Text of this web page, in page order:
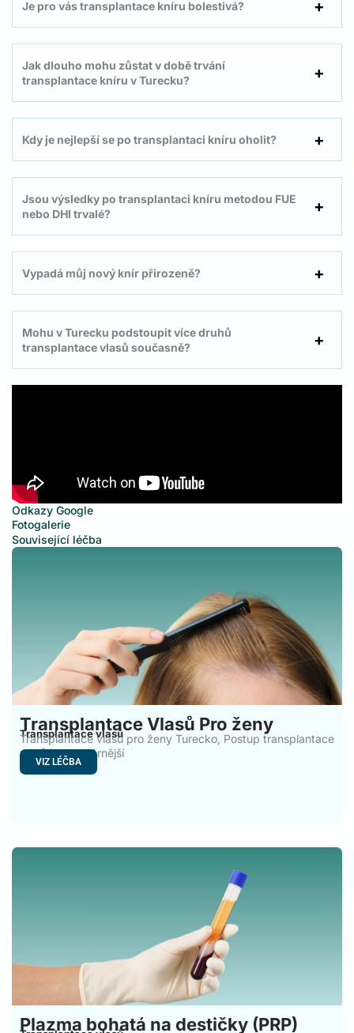
Je pro vás transplantace kníru bolestivá?
Jak dlouho mohu zůstat v době trvání
transplantace kníru v Turecku?
Kdy je nejlepší se po transplantaci kníru oholit?
Jsou výsledky po transplantaci kníru metodou FUE
nebo DHI trvalé?
Vypadá můj nový knír přirozeně?
Mohu v Turecku podstoupit více druhů
transplantace vlasů současně?
Odkazy Google
Fotogalerie
Související léčba
Transplantace Vlasů Pro ženy
Transplantace vlasů
Transplantace vlasů pro ženy Turecko, Postup transplantace
vlasů je populárnější
VIZ LÉČBA
Plazma bohatá na destičky (PRP)